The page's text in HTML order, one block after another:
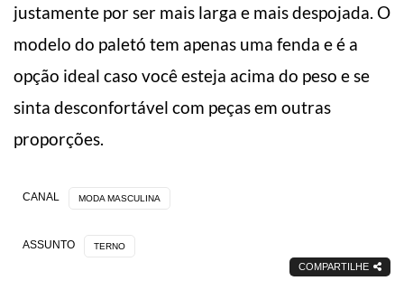
justamente por ser mais larga e mais despojada. O
modelo do paletó tem apenas uma fenda e é a
opção ideal caso você esteja acima do peso e se
sinta desconfortável com peças em outras
proporções.
CANAL MODA MASCULINA
ASSUNTO TERNO
COMPARTILHE